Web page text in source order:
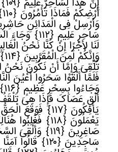
أَرْضِکُمْ فَمَاذَا تَأْمُرُونَ ﴿١١٠﴾
وَأَرْسِلْ فِی الْمَدَائِنِ
سَاحِرٍ عَلِیمٍ ﴿١١٢﴾ وَجَاءَ
لَنَا لأجْرًا إِنْ کُنَّا نَحْنُ
وَإِنَّکُمْ لَمِنَ الْمُقَرَّبِینَ﴿١١٤﴾
تُلْقِیَ وَإِمَّا أَنْ نَکُونَ نَحْنُ
فَلَمَّا أَلْقَوْا سَحَرُوا أَعْیُنَ
وَجَاءُوا بِسِحْرٍ عَظِیمٍ﴿١١٦﴾
أَلْقِ عَصَاکَ فَإِذَا هِیَ
یَأْفِکُونَ ﴿١١٧﴾ فَوَقَعَ
یَعْمَلُونَ ﴿١١٨﴾ فَغُلِبُوا
صَاغِرِینَ ﴿١١٩﴾ وَأُلْقِیَ
سَاجِدِینَ ﴿١٢٠﴾ قَالُوا